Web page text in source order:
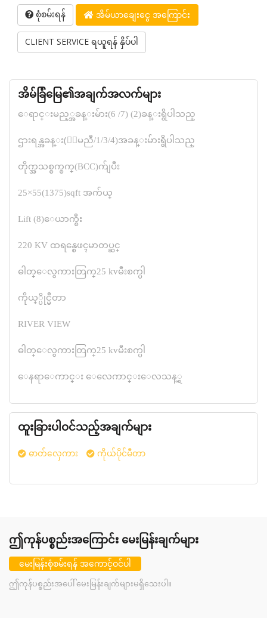
စုံစမ်းရန် အိမ်ယာချေးငွေ အကြောင်း
CLIENT SERVICE ရယူရန် နှိပ်ပါ
အိမ်ခြံမြေ၏အချက်အလက်များ
ေရာင္းမည့္အခန္းမ်ား(6 /7) (2)ခန္းရွိပါသည္
ဌားရန္အခန္း(ေျမညီ/1/3/4)အခန္းမ်ားရွိပါသည္
တိုက္အသစ္စက္စက္(BCC)က်ျပီး
25×55(1375)sqft အက်ယ္
Lift (8)ေယာက္စီး
220 KV ထရန္စေဖၚမာတပ္ဆင္
ဓါတ္ေလွကားတြက္25 kvမီးစက္ပါ
ကိုယ္္ပိုင္မီတာ
RIVER VIEW
ဓါတ္ေလွကားတြက္25 kvမီးစက္ပါ
ေနရာေကာင္း ေလေကာင္းေလသန့္ရ
ထူးခြားပါဝင်သည့်အချက်များ
ဓာတ်လှေကား ကိုယ်ပိုင်မီတာ
ဤကုန်ပစ္စည်းအကြောင်း မေးမြန်းချက်များ
မေးမြန်းစုံစမ်းရန် အကောင့်ဝင်ပါ
ဤကုန်ပစ္စည်းအပေါ် မေးမြန်းချက်များမရှိသေးပါ။